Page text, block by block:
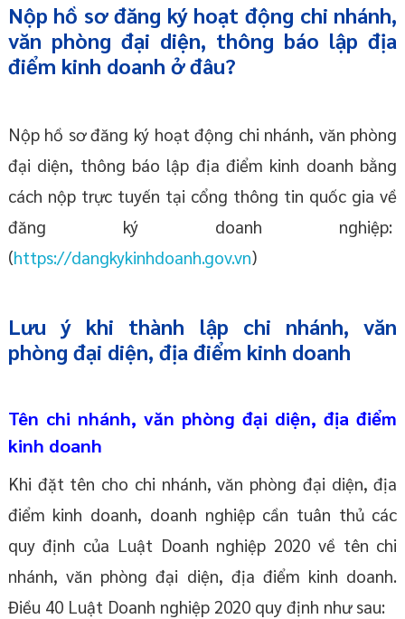
Nộp hồ sơ đăng ký hoạt động chi nhánh,
văn phòng đại diện, thông báo lập địa
điểm kinh doanh ở đâu?
Nộp hồ sơ đăng ký hoạt động chi nhánh, văn phòng
đại diện, thông báo lập địa điểm kinh doanh bằng
cách nộp trực tuyến tại cổng thông tin quốc gia về
đăng ký doanh nghiệp:
(https://dangkykinhdoanh.gov.vn)
Lưu ý khi thành lập chi nhánh, văn
phòng đại diện, địa điểm kinh doanh
Tên chi nhánh, văn phòng đại diện, địa điểm
kinh doanh
Khi đặt tên cho chi nhánh, văn phòng đại diện, địa
điểm kinh doanh, doanh nghiệp cần tuân thủ các
quy định của Luật Doanh nghiệp 2020 về tên chi
nhánh, văn phòng đại diện, địa điểm kinh doanh.
Điều 40 Luật Doanh nghiệp 2020 quy định như sau: